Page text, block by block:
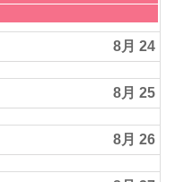
8月 24
8月 25
8月 26